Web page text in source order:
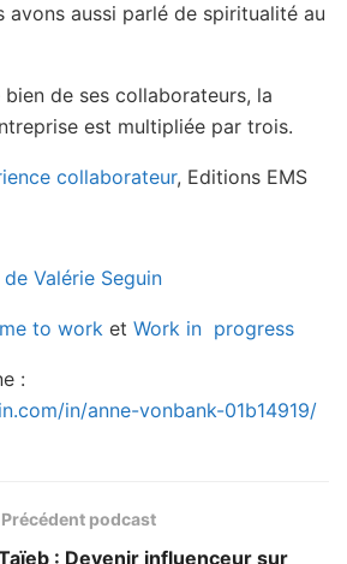
avons aussi parlé de spiritualité au
bien de ses collaborateurs, la
est multipliée par trois.
collaborateur, Editions EMS
Valérie Seguin
to work et Work in progress
:
in/anne-vonbank-01b14919/
Précédent podcast
: Devenir influenceur sur